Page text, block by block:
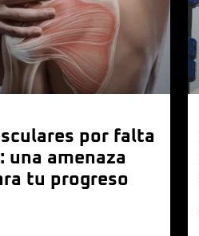
por falta
una amenaza
tu progreso